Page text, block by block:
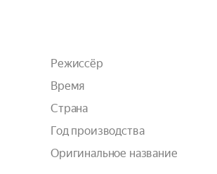
Режиссёр
Время
Страна
Год производства
Оригинальное название